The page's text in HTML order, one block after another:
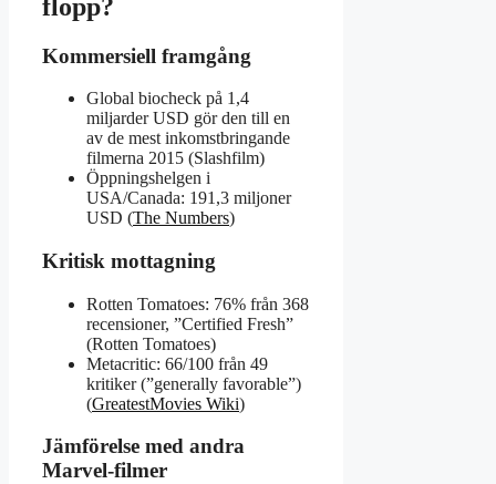
flopp?
Kommersiell framgång
Global biocheck på 1,4
miljarder USD gör den till en
av de mest inkomstbringande
filmerna 2015 (Slashfilm)
Öppningshelgen i
USA/Canada: 191,3 miljoner
USD (The Numbers)
Kritisk mottagning
Rotten Tomatoes: 76% från 368
recensioner, ”Certified Fresh”
(Rotten Tomatoes)
Metacritic: 66/100 från 49
kritiker (”generally favorable”)
(GreatestMovies Wiki)
Jämförelse med andra
Marvel-filmer